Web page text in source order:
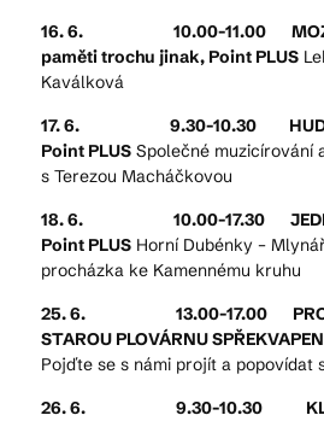
16. 6. 10.00-11.00
paměti trochu jinak, Point PLUS
Kaválková
17. 6. 9.30-10.30
Point PLUS Společné muzicírování
s Terezou Macháčkovou
18. 6. 10.00-17.30
Point PLUS Horní Dubénky –
procházka ke Kamennému kruhu
25. 6. 13.00-17.00
STAROU PLOVÁRNU
Pojďte se s námi projít a popovídat
26. 6. 9.30-10.30